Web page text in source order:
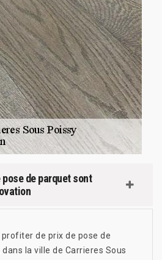
de parquet sont
de prix de pose de
la ville de Carrieres Sous